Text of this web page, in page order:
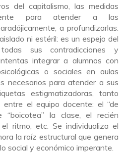
del capitalismo, las medidas
para atender a las
a profundizarlas.
ni estéril: es un espejo del
sus contradicciones y
integrar a alumnos con
o sociales en aulas
necesarios para atender a sus
estigmatizadoras, tanto
el equipo docente: el “de
“boicotea” la clase, el recién
ritmo, etc. Se individualiza el
la raíz estructural que genera
social y económico imperante.